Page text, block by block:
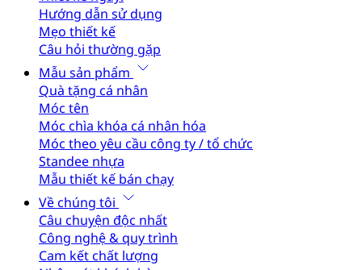
Hướng dẫn sử dụng
Mẹo thiết kế
Câu hỏi thường gặp
Mẫu sản phẩm
Quà tặng cá nhân
Móc tên
Móc chìa khóa cá nhân hóa
Móc theo yêu cầu công ty / tổ chức
Standee nhựa
Mẫu thiết kế bán chạy
Về chúng tôi
Câu chuyện độc nhất
Công nghệ & quy trình
Cam kết chất lượng